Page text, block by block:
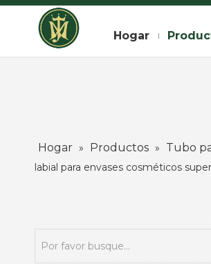
Hogar
Hogar » Productos » Tubo
labial para envases cosméticos